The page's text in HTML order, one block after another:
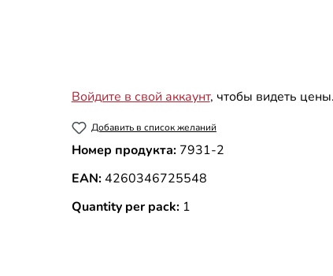
Войдите в свой аккаунт, чтобы видеть цены.
Добавить в список желаний
Номер продукта: 7931-2
EAN:4260346725548
Quantity per pack: 1